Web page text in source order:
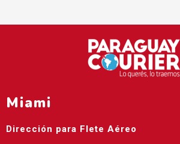
Miami
Dirección para Flete Aéreo